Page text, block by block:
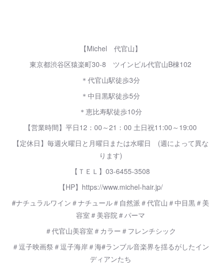
【Michel 代官山】
東京都渋谷区猿楽町30-8 ツインビル代官山B棟102
＊代官山駅徒歩3分
＊中目黒駅徒歩5分
＊恵比寿駅徒歩10分
【営業時間】平日12：00～21：00 土日祝11:00～19:00
【定休日】毎週火曜日と月曜日または水曜日 (週によって異な
ります)
【ＴＥＬ】03-6455-3508
【HP】https://www.michel-hair.jp/
#ナチュラルワイン＃ナチュール＃自然派＃代官山＃中目黒＃美
容室＃美容院＃パーマ
＃代官山美容室＃カラー＃フレンチシック
＃逗子映画祭＃逗子海岸＃海#ランブル音楽界を揺るがしたイン
ディアンたち